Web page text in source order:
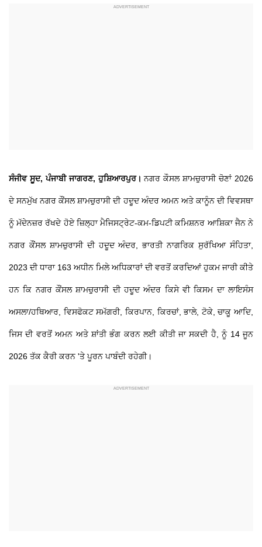
ਸੰਜੀਵ ਸੂਦ, ਪੰਜਾਬੀ ਜਾਗਰਣ, ਹੁਸ਼ਿਆਰਪੁਰ।ਨਗਰ ਕੌਸਲ ਸ਼ਾਮਚੁਰਾਸੀ ਚੋਣਾਂ 2026
ਦੇ ਸਨਮੁੱਖ ਨਗਰ ਕੌਂਸਲ ਸ਼ਾਮਚੁਰਾਸੀ ਦੀ ਹਦੂਦ ਅੰਦਰ ਅਮਨ ਅਤੇ ਕਾਨੂੰਨ ਦੀ ਵਿਵਸਥਾ
ਨੂੰ ਮੱਦੇਨਜ਼ਰ ਰੱਖਦੇ ਹੋਏ ਜ਼ਿਲ੍ਹਾ ਮੈਜਿਸਟ੍ਰੇਟ-ਕਮ-ਡਿਪਟੀ ਕਮਿਸ਼ਨਰ ਆਸ਼ਿਕਾ ਜੈਨ ਨੇ
ਨਗਰ ਕੌਂਸਲ ਸ਼ਾਮਚੁਰਾਸੀ ਦੀ ਹਦੂਦ ਅੰਦਰ, ਭਾਰਤੀ ਨਾਗਰਿਕ ਸੁਰੱਖਿਆ ਸੰਹਿਤਾ,
2023 ਦੀ ਧਾਰਾ 163 ਅਧੀਨ ਮਿਲੇ ਅਧਿਕਾਰਾਂ ਦੀ ਵਰਤੋਂ ਕਰਦਿਆਂ ਹੁਕਮ ਜਾਰੀ ਕੀਤੇ
ਹਨ ਕਿ ਨਗਰ ਕੌਂਸਲ ਸ਼ਾਮਚੁਰਾਸੀ ਦੀ ਹਦੂਦ ਅੰਦਰ ਕਿਸੇ ਵੀ ਕਿਸਮ ਦਾ ਲਾਇਸੰਸ
ਅਸਲਾ/ਹਥਿਆਰ, ਵਿਸਫੋਕਟ ਸਮੱਗਰੀ, ਕਿਰਪਾਨ, ਕਿਰਚਾਂ, ਭਾਲੇ, ਟੋਕੇ, ਚਾਕੂ ਆਦਿ,
ਜਿਸ ਦੀ ਵਰਤੋਂ ਅਮਨ ਅਤੇ ਸ਼ਾਂਤੀ ਭੰਗ ਕਰਨ ਲਈ ਕੀਤੀ ਜਾ ਸਕਦੀ ਹੈ, ਨੂੰ 14 ਜੂਨ
2026 ਤੱਕ ਕੈਰੀ ਕਰਨ 'ਤੇ ਪੂਰਨ ਪਾਬੰਦੀ ਰਹੇਗੀ।